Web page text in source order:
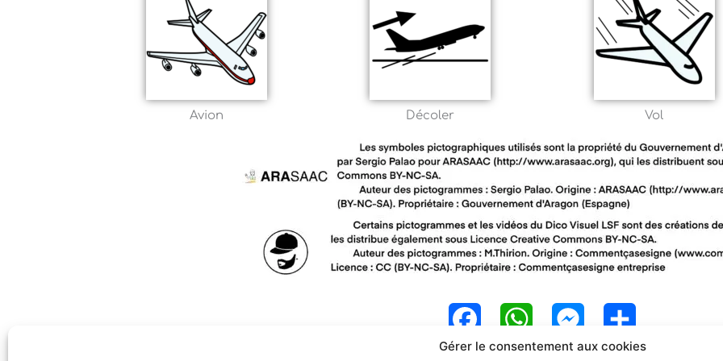
Gérer le consentement aux cookies
Avion Décoler Vol
F
a
W
h
M
e
P
a